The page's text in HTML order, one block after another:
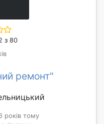
з 80
ремонт"
років тому